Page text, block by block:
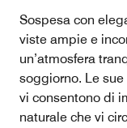
Sospesa con
viste ampie e
un’atmosfera
soggiorno. Le
vi consentono di
naturale che vi